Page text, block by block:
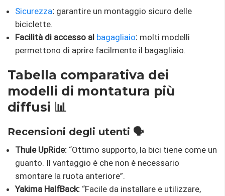
Sicurezza: garantire un montaggio sicuro delle
biciclette.
Facilità di accesso al bagagliaio: molti modelli
permettono di aprire facilmente il bagagliaio.
Tabella comparativa dei
modelli di montatura più
diffusi 📊
Recensioni degli utenti 🗣️
Thule UpRide: “Ottimo supporto, la bici tiene come un
guanto. Il vantaggio è che non è necessario
smontare la ruota anteriore”.
Yakima HalfBack: “Facile da installare e utilizzare,